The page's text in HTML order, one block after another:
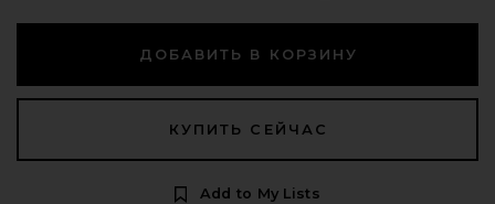
ДОБАВИТЬ В КОРЗИНУ
КУПИТЬ СЕЙЧАС
Add to My Lists